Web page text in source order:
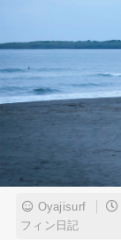
Oyajisurf
フィン日記